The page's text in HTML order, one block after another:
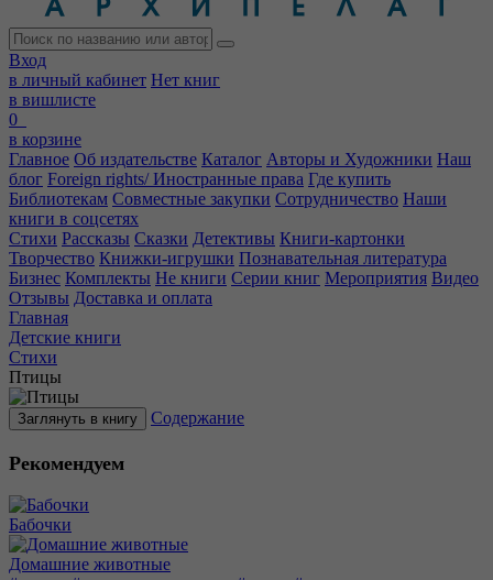
Вход
в личный кабинет Нет книг
в вишлисте
0
в корзине
Главное Об издательстве Каталог Авторы и Художники Наш
блог Foreign rights/ Иностранные права Где купить
Библиотекам Совместные закупки Сотрудничество Наши
книги в соцсетях
Стихи Рассказы Сказки Детективы Книги-картонки
Творчество Книжки-игрушки Познавательная литература
Бизнес Комплекты Не книги Серии книг Мероприятия Видео
Отзывы Доставка и оплата
Главная
Детские книги
Стихи
Птицы
Заглянуть в книгу Содержание
Рекомендуем
Бабочки
Домашние животные